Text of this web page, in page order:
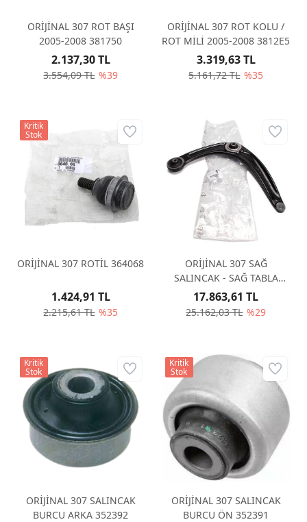
ORİJİNAL 307 ROT BAŞI
2005-2008 381750
3.554,09 TL %39
2.137,30 TL
ORİJİNAL 307 ROT KOLU /
ROT MİLİ 2005-2008 3812E5
5.161,72 TL %35
3.319,63 TL
ORİJİNAL 307 ROTİL 364068
2.215,61 TL %35
1.424,91 TL
Kritik
Stok
ORİJİNAL 307 SAĞ
SALINCAK - SAĞ TABLA
3521P3
25.162,03 TL %29
17.863,61 TL
ORİJİNAL 307 SALINCAK
BURCU ARKA 352392
Kritik
Stok
ORİJİNAL 307 SALINCAK
BURCU ÖN 352391
Kritik
Stok